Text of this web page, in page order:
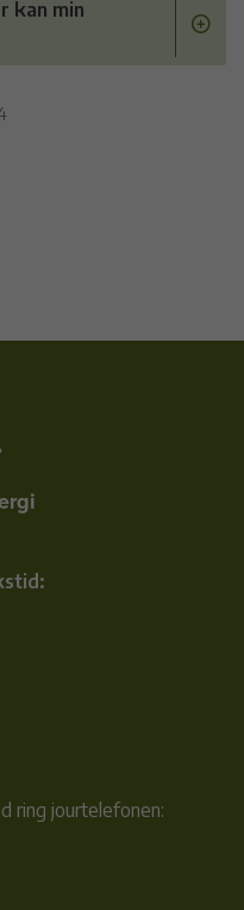
kan min
ring jourtelefonen: